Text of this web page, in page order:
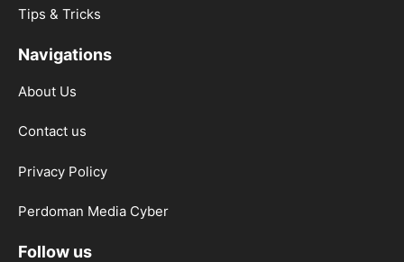
Tips & Tricks
Navigations
About Us
Contact us
Privacy Policy
Perdoman Media Cyber
Follow us